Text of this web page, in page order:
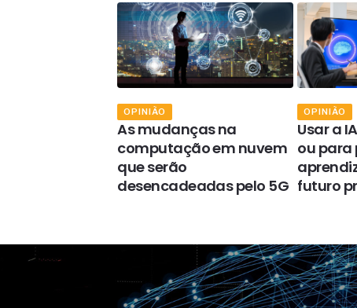
OPINIÃO
As mudanças na
computação em nuvem
que serão
desencadeadas pelo 5G
OPINIÃO
Usar a
ou para
futuro